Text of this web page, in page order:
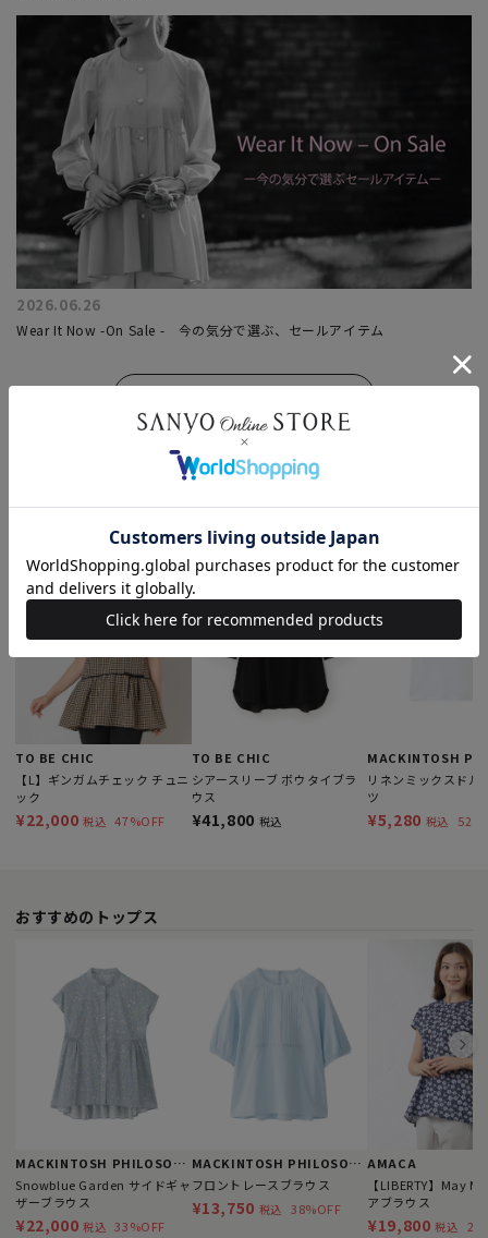
2026.06.26
Wear It Now -On Sale - 今の気分で選ぶ、セールアイテム
このアイテムを見た人はこんなアイテムも見ています
TO BE CHIC
【L】ギンガムチェック チュニ
ック
¥22,000 税込 47%OFF
TO BE CHIC
シアースリーブ ボウタイブラ
ウス
¥41,800 税込
リネンミックスドル
ツ
¥5,280 税込
おすすめのトップス
MACKINTOSH PHILOSOPHY
Snowblue Garden サイドギャ
ザーブラウス
¥22,000 税込 33%OFF
MACKINTOSH PHILOSOPHY
フロントレースブラウス
¥13,750 税込 38%OFF
AMACA
【LIBERTY】May
アブラウス
¥19,800 税込